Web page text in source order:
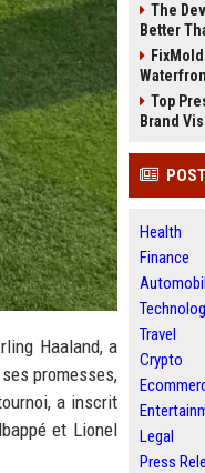
Haaland, a
promesses,
a inscrit
et Lionel
The
Better
Top
Brand
Health
Finance
Travel
Crypto
Legal
Press